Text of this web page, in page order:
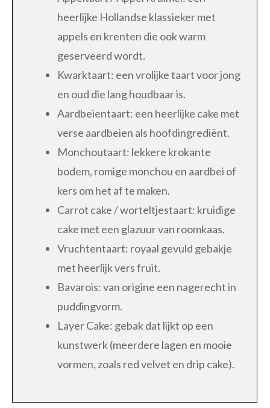
heerlijke Hollandse klassieker met
appels en krenten die ook warm
geserveerd wordt.
Kwarktaart: een vrolijke taart voor jong
en oud die lang houdbaar is.
Aardbeientaart: een heerlijke cake met
verse aardbeien als hoofdingrediënt.
Monchoutaart: lekkere krokante
bodem, romige monchou en aardbei of
kers om het af te maken.
Carrot cake / worteltjestaart: kruidige
cake met een glazuur van roomkaas.
Vruchtentaart: royaal gevuld gebakje
met heerlijk vers fruit.
Bavarois: van origine een nagerecht in
puddingvorm.
Layer Cake: gebak dat lijkt op een
kunstwerk (meerdere lagen en mooie
vormen, zoals red velvet en drip cake).